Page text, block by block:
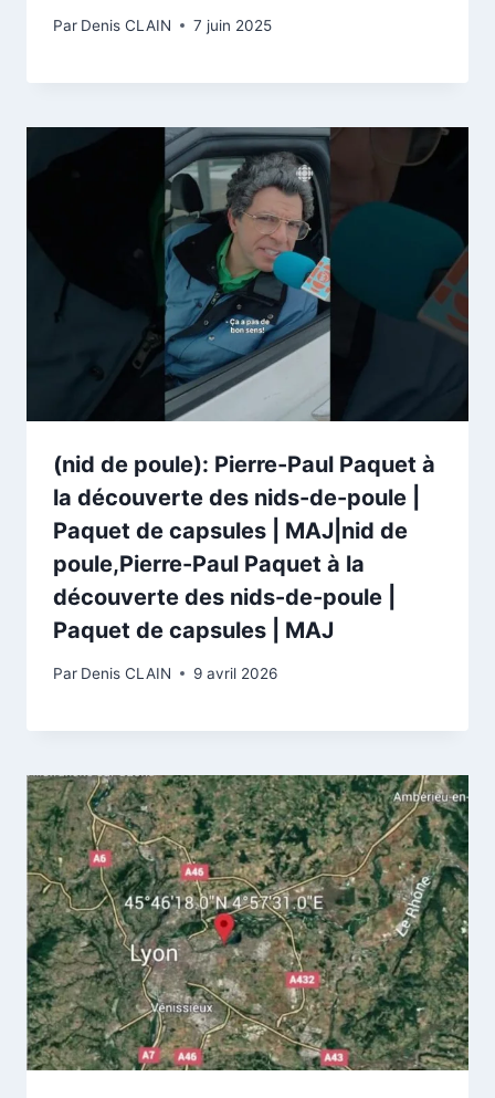
Par Denis CLAIN 7 juin 2025
(nid de poule): Pierre-Paul Paquet à
la découverte des nids-de-poule |
Paquet de capsules | MAJ|nid de
poule,Pierre-Paul Paquet à la
découverte des nids-de-poule |
Paquet de capsules | MAJ
Par Denis CLAIN 9 avril 2026